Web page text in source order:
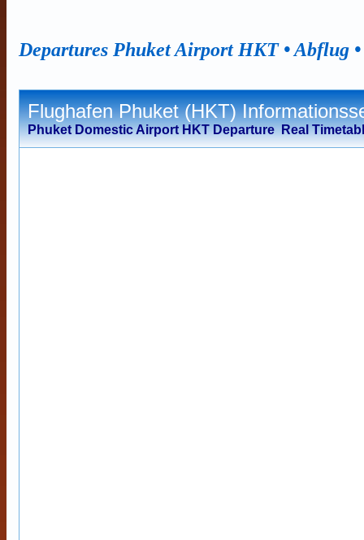
Departures PhuketAirport HKT • Abflug
Flughafen Phuket (HKT)
Phuket Domestic Airport HKT Departure Real